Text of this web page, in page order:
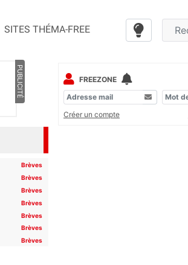
SITES THÉMA-FREE
PUBLICITÉ
Brèves
Brèves
Brèves
Brèves
Brèves
Brèves
Brèves
FREEZONE
Créer un compte